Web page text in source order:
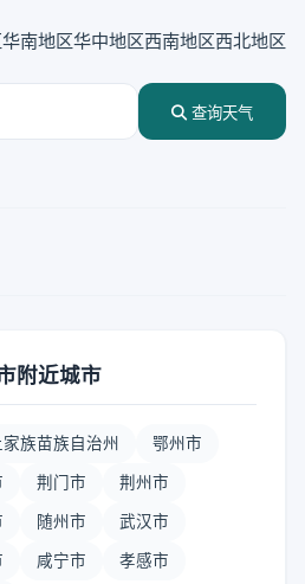
华南地区华中地区西南地区西北地区
查询天气
附近城市
家族苗族自治州 鄂州市
荆门市 荆州市
随州市 武汉市
咸宁市 孝感市